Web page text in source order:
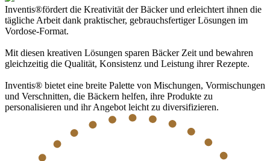
Inventis®fördert die Kreativität der Bäcker und erleichtert ihnen die
tägliche Arbeit dank praktischer, gebrauchsfertiger Lösungen im
Vordose-Format.
Mit diesen kreativen Lösungen sparen Bäcker Zeit und bewahren
gleichzeitig die Qualität, Konsistenz und Leistung ihrer Rezepte.
Inventis® bietet eine breite Palette von Mischungen, Vormischungen
und Verschnitten, die Bäckern helfen, ihre Produkte zu
personalisieren und ihr Angebot leicht zu diversifizieren.